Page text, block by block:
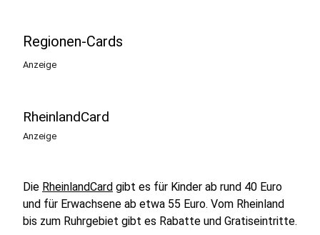
Regionen-Cards
Anzeige
RheinlandCard
Anzeige
Die RheinlandCard gibt es für Kinder ab rund 40 Euro
und für Erwachsene ab etwa 55 Euro. Vom Rheinland
bis zum Ruhrgebiet gibt es Rabatte und Gratiseintritte.